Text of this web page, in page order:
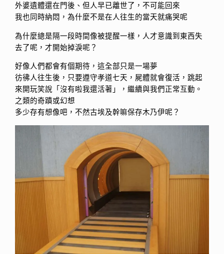
外婆遺體還在門後、但人早已離世了，不可能回來
我也同時納悶，為什麼不是在人往生的當天就痛哭呢
為什麼總是隔一段時間像被提醒一樣，人才意識到東西失
去了呢，才開始掉淚呢？
好像人們都會有個期待，這全部只是一場夢
彷彿人往生後，只要遵守孝道七天，屍體就會復活，跳起
來開玩笑說「沒有啦我還活著」，繼續與我們正常互動。
之類的奇蹟或幻想
多少存有想像吧，不然古埃及幹嘛保存木乃伊呢？